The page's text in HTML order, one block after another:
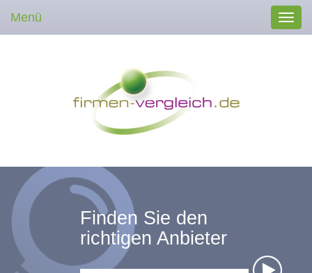
Menü
Finden Sie den
richtigen Anbieter
Suchbegriff